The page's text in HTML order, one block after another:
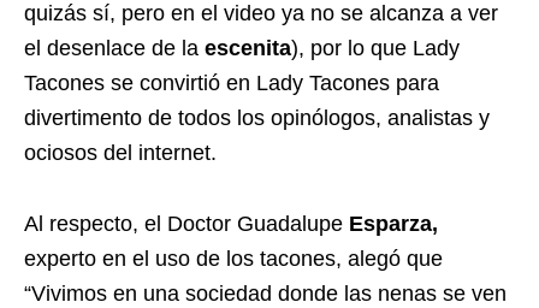
quizás sí, pero en el video ya no se alcanza a ver
el desenlace de la escenita), por lo que Lady
Tacones se convirtió en Lady Tacones para
divertimento de todos los opinólogos, analistas y
ociosos del internet.
Al respecto, el Doctor Guadalupe Esparza,
experto en el uso de los tacones, alegó que
“Vivimos en una sociedad donde las nenas se ven